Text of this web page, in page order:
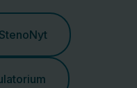
StenoNyt